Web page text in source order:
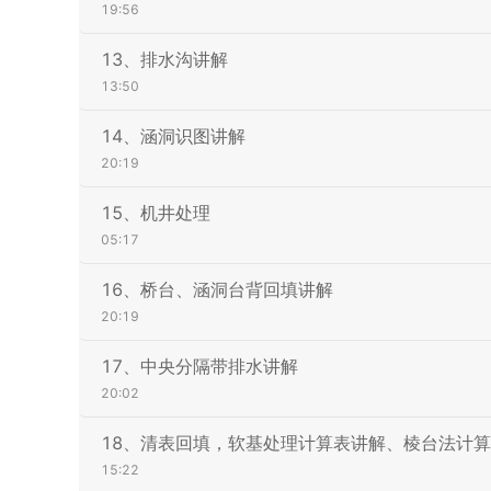
19:56
13、排水沟讲解
13:50
14、涵洞识图讲解
20:19
15、机井处理
05:17
16、桥台、涵洞台背回填讲解
20:19
17、中央分隔带排水讲解
20:02
18、清表回填，软基处理计算表讲解、棱台法计
15:22